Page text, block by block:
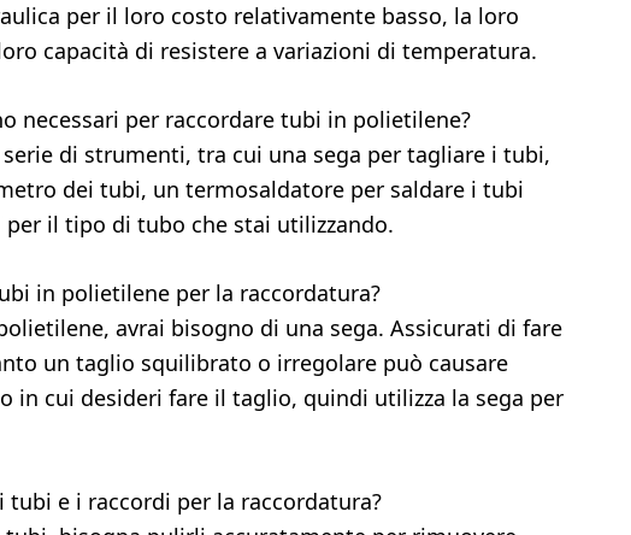
per il loro costo relativamente basso, la loro
capacità di resistere a variazioni di temperatura.
necessari per raccordare tubi in polietilene?
di strumenti, tra cui una sega per tagliare i tubi,
dei tubi, un termosaldatore per saldare i tubi
il tipo di tubo che stai utilizzando.
in polietilene per la raccordatura?
avrai bisogno di una sega. Assicurati di fare
un taglio squilibrato o irregolare può causare
in cui desideri fare il taglio, quindi utilizza la sega per
tubi e i raccordi per la raccordatura?